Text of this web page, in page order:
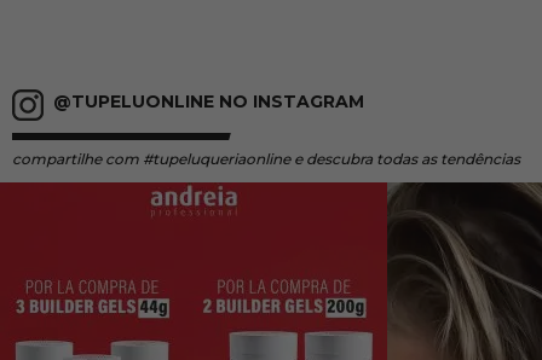
@TUPELUONLINE NO INSTAGRAM
compartilhe com #tupeluqueriaonline e descubra todas as tendências